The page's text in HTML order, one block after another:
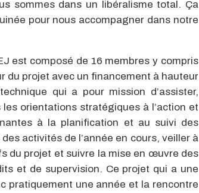
sommes dans un libéralisme total. Ça
pour nous accompagner dans notre
est composé de 16 membres y compris
du projet avec un financement à hauteur
qui a pour mission d’assister,
orientations stratégiques à l’action et
à la planification et au suivi des
activités de l’année en cours, veiller à
du projet et suivre la mise en œuvre des
et de supervision. Ce projet qui a une
pratiquement une année et la rencontre